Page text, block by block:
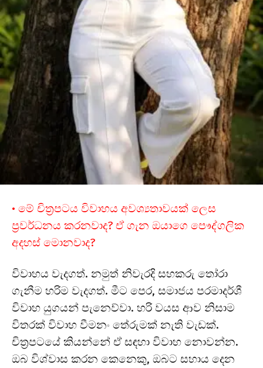
• මේ චිත්‍රපටය විවාහය අවශ්‍යතාවයක් ලෙස
ප්‍රවර්ධනය කරනවාද? ඒ ගැන ඔයාගෙ පෞද්ගලික
අදහස් මොනවාද?
විවාහය වැදගත්. නමුත් නිවැරදි සහකරු තෝරා
ගැනීම හරිම වැදගත්. මීට පෙර, සමාජය පරමාදර්ශී
විවාහ යුගයන් පැනෙව්වා. හරි වයස ආව නිසාම
විතරක් විවාහ වීමනං තේරුමක් නැති වැඩක්.
චිත්‍රපටයේ කියන්නේ ඒ සඳහා විවාහ නොවන්න.
ඔබ විශ්වාස කරන කෙනෙකු, ඔබට සහාය දෙන